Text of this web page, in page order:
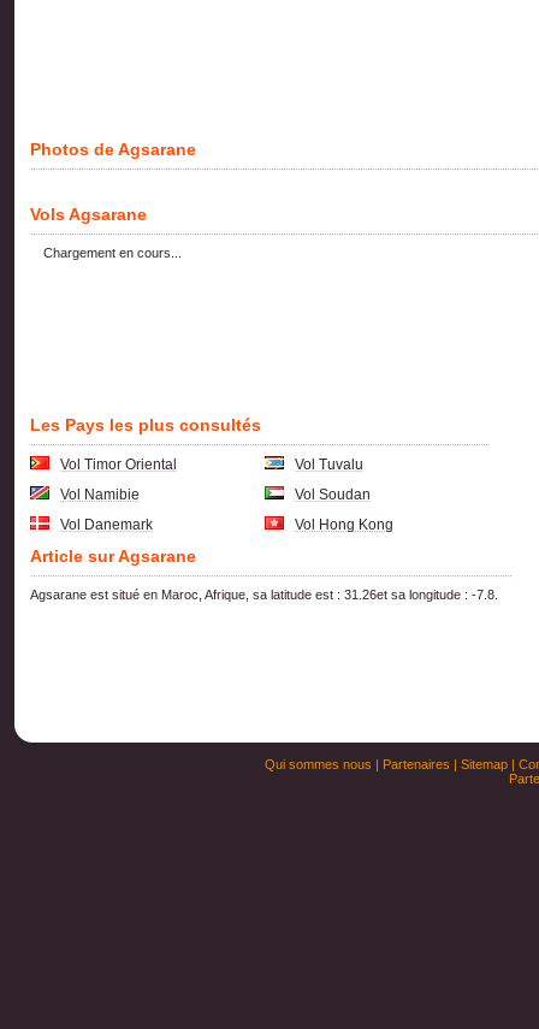
Photos de Agsarane
Vols Agsarane
Chargement en cours...
Les Pays les plus consultés
Vol Timor Oriental
Vol Tuvalu
Vol Namibie
Vol Soudan
Vol Danemark
Vol Hong Kong
Article sur Agsarane
Agsarane est situé en Maroc, Afrique, sa latitude est : 31.26et sa longitude : -7.8.
Qui sommes nous | Partenaires | Sitemap|